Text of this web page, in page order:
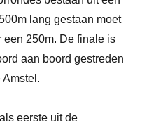
lang gestaan moet
250m. De finale is
aan boord gestreden
als eerste uit de